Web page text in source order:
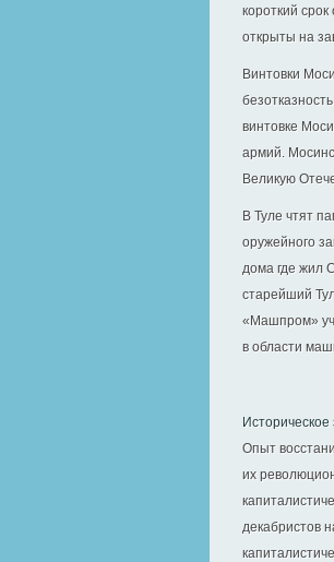
короткий
открыты на
Винтовки
винтовке
армий.
Великую
В Туле чтят
оружейного
дома где жил
старейший
«Машпром»
в области
Опыт
их
декабристов